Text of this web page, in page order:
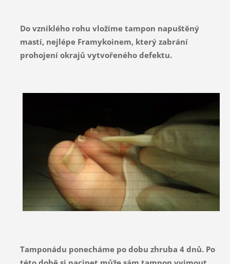
Do vzniklého rohu vložíme tampon napuštěný
mastí, nejlépe Framykoinem, který zabrání
prohojení okrajů vytvořeného defektu.
Tamponádu ponecháme po dobu zhruba 4 dnů. Po